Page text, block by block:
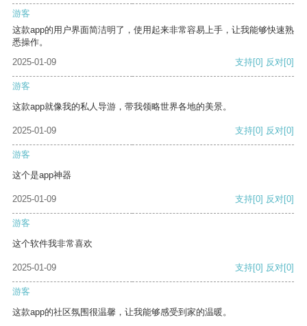
游客
这款app的用户界面简洁明了，使用起来非常容易上手，让我能够快速熟
悉操作。
2025-01-09
支持[0] 反对[0]
游客
这款app就像我的私人导游，带我领略世界各地的美景。
2025-01-09 支持[0] 反对[0]
游客
这个是app神器
2025-01-09 支持[0] 反对[0]
游客
这个软件我非常喜欢
2025-01-09 支持[0] 反对[0]
游客
这款app的社区氛围很温馨，让我能够感受到家的温暖。